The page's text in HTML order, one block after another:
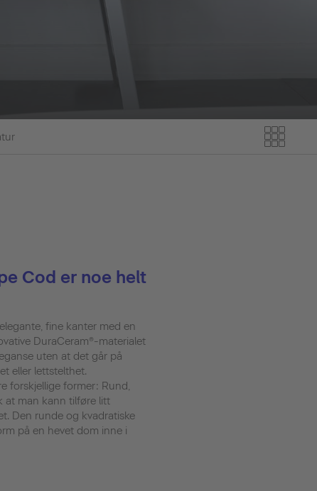
Cod er noe helt
fine kanter med en
DuraCeram®-materialet
uten at det går på
eller lettstelthet.
forskjellige former: Rund,
at man kann tilføre litt
Den runde og kvadratiske
på en hevet dom inne i